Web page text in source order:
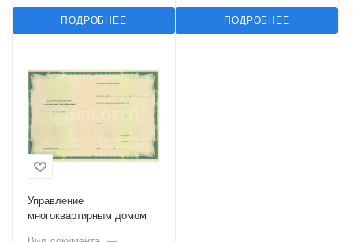
ПОДРОБНЕЕ ПОДРОБНЕЕ
Управление
многоквартирным домом